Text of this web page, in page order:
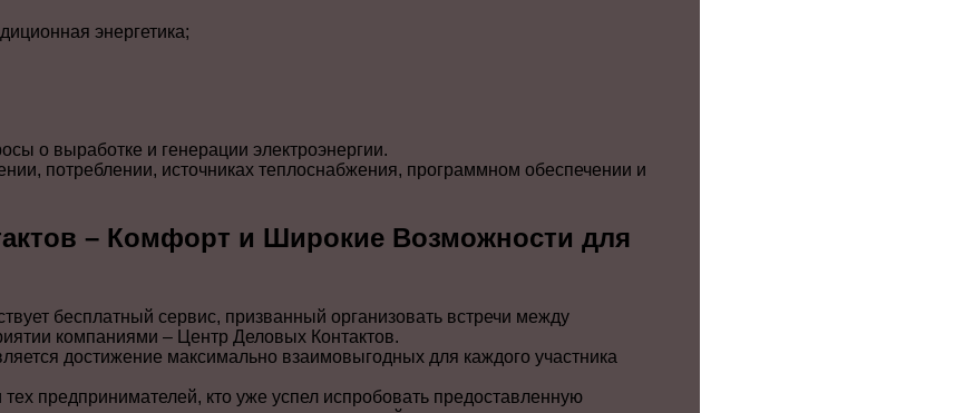
энергетика;
о выработке и генерации электроэнергии.
потреблении, источниках теплоснабжения, программном обеспечении и
– Комфорт и Широкие Возможности для
бесплатный сервис, призванный организовать встречи между
компаниями – Центр Деловых Контактов.
достижение максимально взаимовыгодных для каждого участника
предпринимателей, кто уже успел испробовать предоставленную